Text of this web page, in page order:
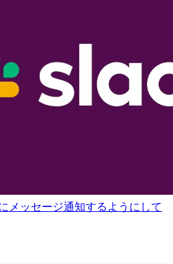
メッセージ通知するようにして